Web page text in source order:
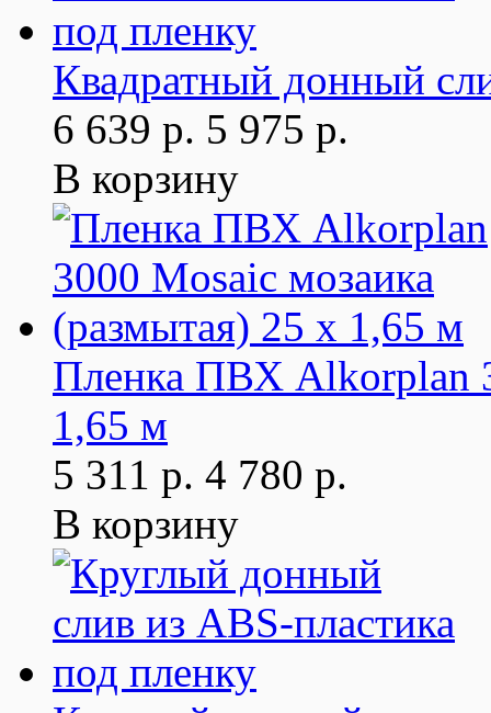
Квадратный донный
6 639 р. 5 975 р.
В корзину
Пленка ПВХ Alkorplan
1,65 м
5 311 р. 4 780 р.
В корзину